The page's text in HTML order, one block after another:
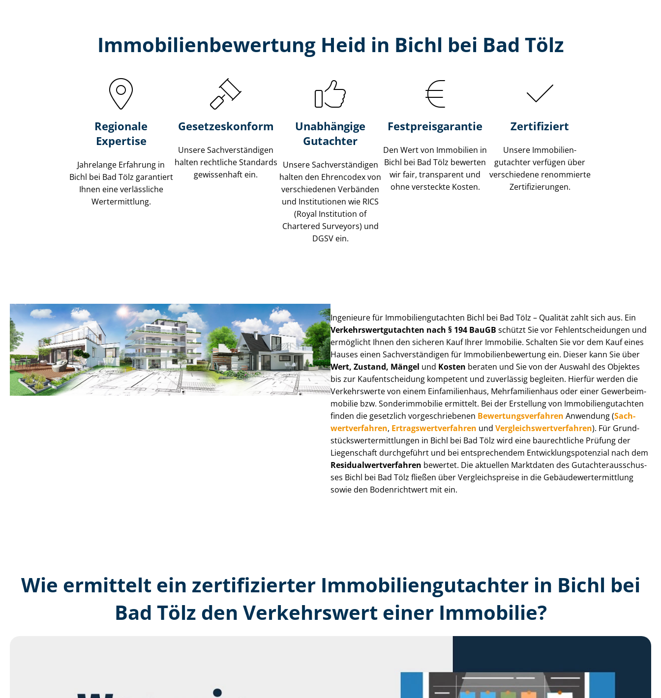
Immobilien­bewertung Heid in Bichl bei Bad Tölz
Regionale
Expertise
Jahrelange Erfahrung in
Bichl bei Bad Tölz garantiert
Ihnen eine verlässliche
Wertermittlung.
Gesetzes­konform
Unsere Sach­ver­stän­di­gen
halten rechtliche Standards
gewissenhaft ein.
Unabhängige
Gutachter
Unsere Sach­ver­stän­di­gen
halten den Ehrencodex von
verschiedenen Verbänden
und Institutionen wie RICS
(Royal Institution of
Chartered Surveyors) und
DGSV ein.
Festpreis​garantie
Den Wert von Immobilien in
Bichl bei Bad Tölz bewerten
wir fair, transparent und
ohne versteckte Kosten.
Zertifiziert
Unsere Immobilien­
gutachter verfügen über
verschiedene renommierte
Zer­ti­fi­zie­run­gen.
Ingenieure für Im­mo­bi­li­en­gut­ach­ten Bichl bei Bad Tölz – Qualität zahlt sich aus. Ein
Ver­kehrs­wert­gut­ach­ten nach § 194 BauGB schützt Sie vor Fehl­ent­schei­dun­gen und
ermöglicht Ihnen den sicheren Kauf Ihrer Immobilie. Schalten Sie vor dem Kauf eines
Hauses einen Sach­ver­stän­di­gen für Im­mo­bi­li­en­be­wer­tung ein. Dieser kann Sie über
Wert, Zustand, Mängel und Kosten beraten und Sie von der Auswahl des Objektes
bis zur Kauf­ent­schei­dung kompetent und zuverlässig begleiten. Hierfür werden die
Verkehrswerte von einem Einfamilienhaus, Mehr­fa­mi­li­en­haus oder einer Ge­wer­be­im­
mo­bi­lie bzw. Sonderimmobilie ermittelt. Bei der Erstellung von Im­mo­bi­li­en­gut­ach­ten
finden die gesetzlich vor­ge­schrie­be­nen Be­wer­tungs­ver­fah­ren Anwendung (Sach­
wert­ver­fah­ren, Er­trags­wert­ver­fah­ren und Ver­gleichs­wert­ver­fah­ren). Für Grund­
stücks­wert­ermitt­lun­gen in Bichl bei Bad Tölz wird eine baurechtliche Prüfung der
Liegenschaft durchgeführt und bei entsprechendem Ent­wick­lungs­po­ten­zi­al nach dem
Re­si­du­al­wert­ver­fah­ren bewertet. Die aktuellen Marktdaten des Gut­ach­ter­aus­schus­
ses Bichl bei Bad Tölz fließen über Ver­gleichs­prei­se in die Ge­bäu­de­wert­ermitt­lung
sowie den Bodenrichtwert mit ein.
Wie ermittelt ein zertifizierter Immobilien­gutachter in Bichl bei
Bad Tölz den Verkehrswert einer Immobilie?